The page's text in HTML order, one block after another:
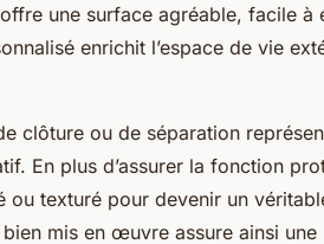
une surface agréable, facile à
enrichit l’espace de vie
clôture ou de séparation
En plus d’assurer la fonction
ou texturé pour devenir un
mis en œuvre assure ainsi